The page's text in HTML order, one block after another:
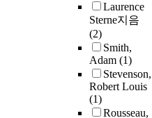
Laurence
Sterne지음
(2)
Smith,
Adam (1)
Stevenson,
Robert Louis
(1)
Rousseau,